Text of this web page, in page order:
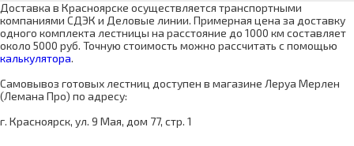
Доставка в Красноярске осуществляется транспортными
компаниями СДЭК и Деловые линии. Примерная цена за доставку
одного комплекта лестницы на расстояние до 1000 км составляет
около 5000 руб. Точную стоимость можно рассчитать с помощью
калькулятора.
Самовывоз готовых лестниц доступен в магазине Леруа Мерлен
(Лемана Про) по адресу:
г. Красноярск, ул. 9 Мая, дом 77, стр. 1